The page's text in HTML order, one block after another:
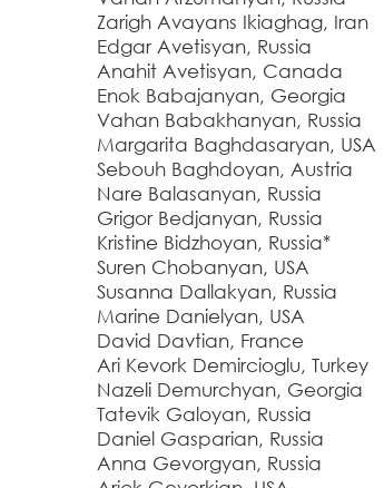
Zarigh Avayans Ikiaghag, Iran
Edgar Avetisyan, Russia
Anahit Avetisyan, Canada
Enok Babajanyan, Georgia
Vahan Babakhanyan, Russia
Margarita Baghdasaryan, USA
Sebouh Baghdoyan, Austria
Nare Balasanyan, Russia
Grigor Bedjanyan, Russia
Kristine Bidzhoyan, Russia*
Suren Chobanyan, USA
Susanna Dallakyan, Russia
Marine Danielyan, USA
David Davtian, France
Ari Kevork Demircioglu, Turkey
Nazeli Demurchyan, Georgia
Tatevik Galoyan, Russia
Daniel Gasparian, Russia
Anna Gevorgyan, Russia